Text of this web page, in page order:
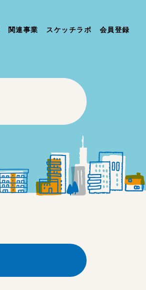
関連事業 スケッチラボ 会員登録